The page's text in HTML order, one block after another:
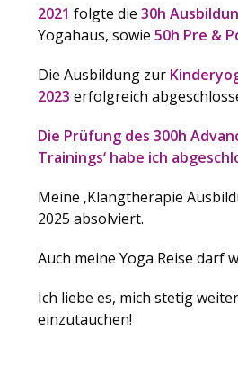
2021 folgte die 30h
Yogahaus, sowie 50h Pre &
Die Ausbildung zur
2023 erfolgreich
Die Prüfung des 300h
Trainings‘ habe ich
Meine ‚Klangtherapie
2025 absolviert.
Auch meine Yoga Reise darf
Ich liebe es, mich stetig
einzutauchen!